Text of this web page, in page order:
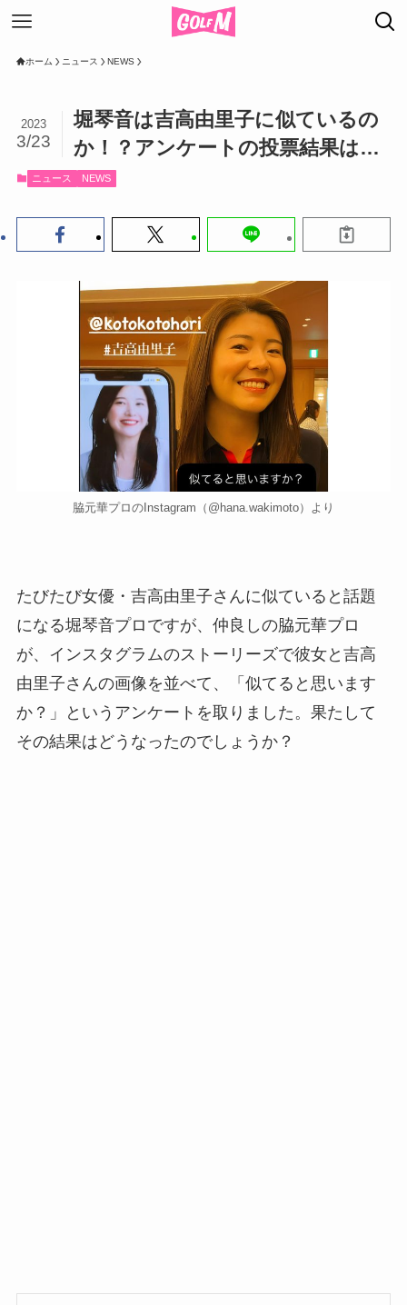
ホーム ニュース NEWS
堀琴音は吉高由里子に似ているの
か！？アンケートの投票結果は…
2023
3/23
ニュース NEWS
脇元華プロのInstagram（@hana.wakimoto）より
たびたび女優・吉高由里子さんに似ていると話題
になる堀琴音プロですが、仲良しの脇元華プロ
が、インスタグラムのストーリーズで彼女と吉高
由里子さんの画像を並べて、「似てると思います
か？」というアンケートを取りました。果たして
その結果はどうなったのでしょうか？